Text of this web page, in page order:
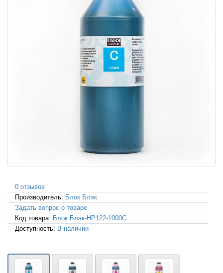
0 отзывов
Производитель: Блок Блэк
Задать вопрос о товаре
Код товара: Блок Блэк-HP122-1000C
Доступность: В наличии